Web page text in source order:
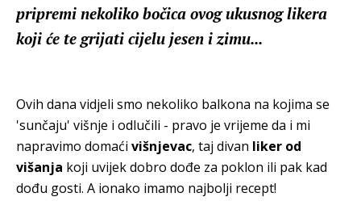
pripremi nekoliko bočica ovog ukusnog likera
koji će te grijati cijelu jesen i zimu...
Ovih dana vidjeli smo nekoliko balkona na kojima se
'sunčaju' višnje i odlučili - pravo je vrijeme da i mi
napravimo domaći višnjevac, taj divan liker od
višanja koji uvijek dobro dođe za poklon ili pak kad
dođu gosti. A ionako imamo najbolji recept!